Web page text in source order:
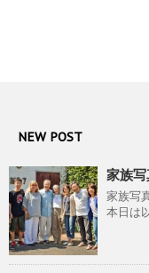
NEW POST
家族
家族写
本日は